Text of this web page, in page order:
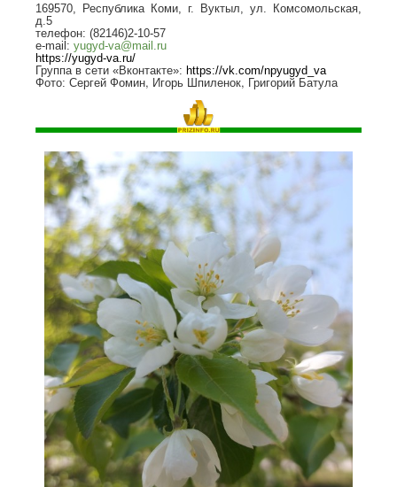
169570, Республика Коми, г. Вуктыл, ул. Комсомольская,
д.5
телефон: (82146)2-10-57
e-mail: yugyd-va@mail.ru
https://yugyd-va ru/
Группа в сети «Вконтакте»: https://vk.com/npyugyd_va
Фото: Сергей Фомин, Игорь Шпиленок, Григорий Батула